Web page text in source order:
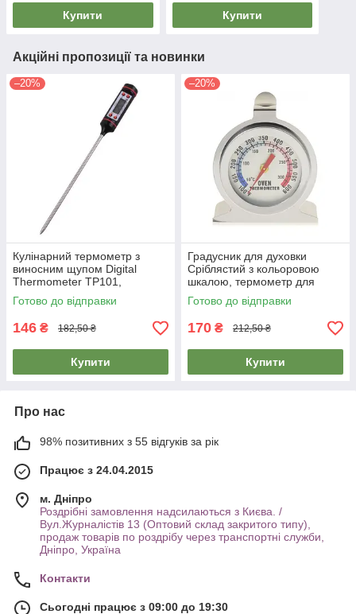
Купити Купити
Акційні пропозиції та новинки
–20%
Кулінарний термометр з
виносним щупом Digital
Thermometer TP101,
електронний градусник
кухонний
Готово до відправки
146 ₴ 182,50 ₴
Купити
–20%
Градусник для духовки
Сріблястий з кольоровою
шкалою, термометр для
духовки газової плити
Готово до відправки
170 ₴ 212,50 ₴
Купити
Про нас
98% позитивних з 55 відгуків за рік
Працює з 24.04.2015
м. Дніпро
Роздрібні замовлення надсилаються з Києва. /
Вул.Журналістів 13 (Оптовий склад закритого типу),
продаж товарів по роздрібу через транспортні служби,
Дніпро, Україна
Контакти
Сьогодні працює з 09:00 до 19:30